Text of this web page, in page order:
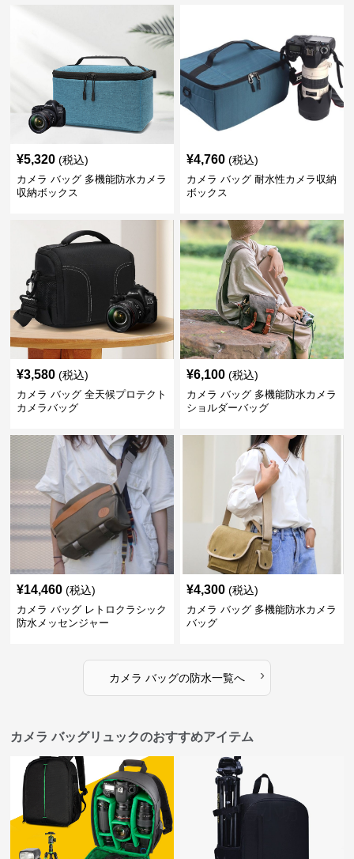
¥5,320 (税込)
カメラ バッグ 多機能防水カメラ
収納ボックス
¥4,760 (税込)
カメラ バッグ 耐水性カメラ収納
ボックス
¥3,580 (税込)
カメラ バッグ 全天候プロテクト
カメラバッグ
¥6,100 (税込)
カメラ バッグ 多機能防水カメラ
ショルダーバッグ
¥14,460 (税込)
カメラ バッグ レトロクラシック
防水メッセンジャー
¥4,300 (税込)
カメラ バッグ 多機能防水カメラ
バッグ
カメラ バッグの防水一覧へ ›
カメラ バッグリュックのおすすめアイテム